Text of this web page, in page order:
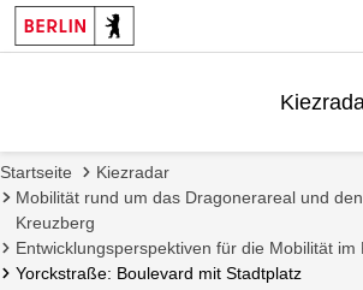
Startseite
Kiezradar
Mobilität rund um das Dragonerareal und
Kreuzberg
Entwicklungsperspektiven für die Mobilität im
Yorckstraße: Boulevard mit Stadtplatz